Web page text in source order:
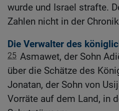
wurde und Israel strafte.
Zahlen nicht in der
Die Verwalter des
25 Asmawet, der Sohn
über die Schätze des
Jonatan, der Sohn von
Vorräte auf dem Land, in